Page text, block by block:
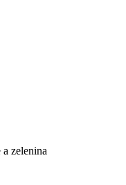
zelenina